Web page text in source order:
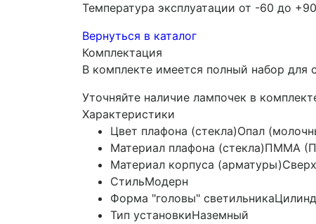
Температура эксплуатации от -60 до
Вернуться в каталог
Комплектация
В комплекте имеется полный набор для
Уточняйте наличие лампочек в
Характеристики
Цвет плафона (стекла)Опал
Материал плафона (стекла)ПММА
Материал корпуса (арматуры)
СтильМодерн
Форма "головы" светильника
Тип установкиНаземный